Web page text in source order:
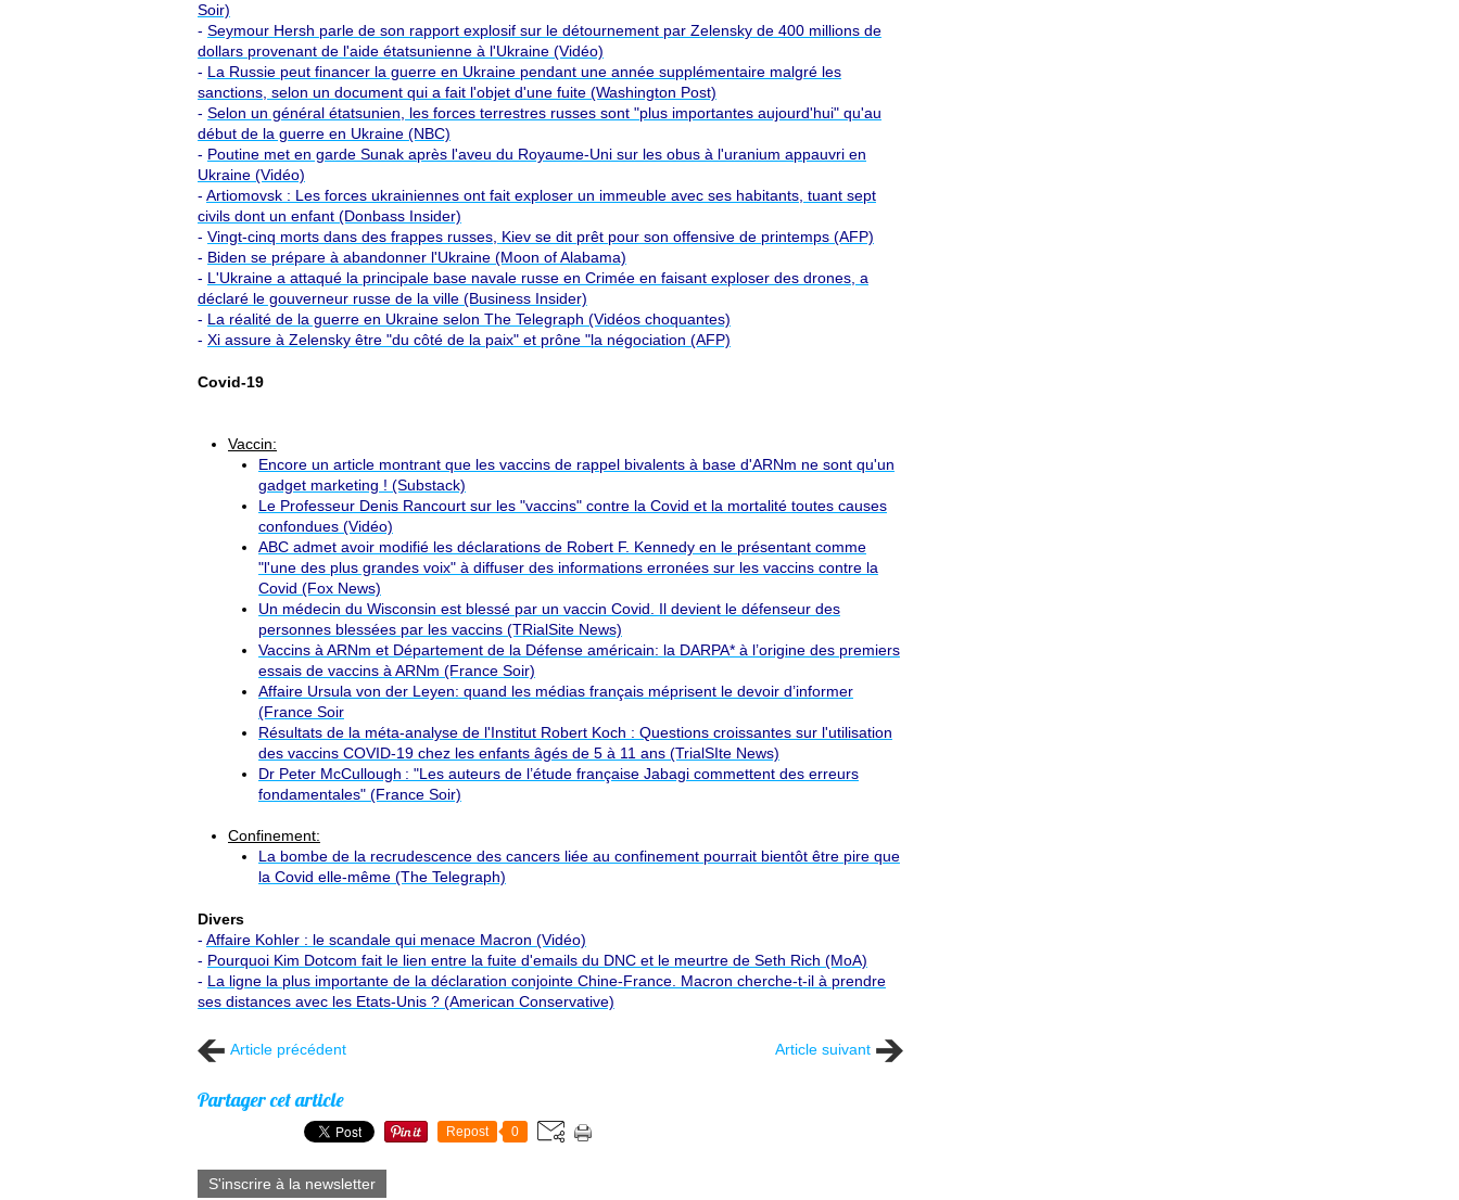
Soir)
- Seymour Hersh parle de son rapport explosif sur le détournement par Zelensky de 400 millions de
dollars provenant de l'aide étatsunienne à l'Ukraine (Vidéo)
- La Russie peut financer la guerre en Ukraine pendant une année supplémentaire malgré les
sanctions, selon un document qui a fait l'objet d'une fuite (Washington Post)
- Selon un général étatsunien, les forces terrestres russes sont "plus importantes aujourd'hui" qu'au
début de la guerre en Ukraine (NBC)
- Poutine met en garde Sunak après l'aveu du Royaume-Uni sur les obus à l'uranium appauvri en
Ukraine (Vidéo)
- Artiomovsk : Les forces ukrainiennes ont fait exploser un immeuble avec ses habitants, tuant sept
civils dont un enfant (Donbass Insider)
- Vingt-cinq morts dans des frappes russes, Kiev se dit prêt pour son offensive de printemps (AFP)
- Biden se prépare à abandonner l'Ukraine (Moon of Alabama)
- L'Ukraine a attaqué la principale base navale russe en Crimée en faisant exploser des drones, a
déclaré le gouverneur russe de la ville (Business Insider)
- La réalité de la guerre en Ukraine selon The Telegraph (Vidéos choquantes)
- Xi assure à Zelensky être "du côté de la paix" et prône "la négociation (AFP)
Covid-19
Vaccin:
Encore un article montrant que les vaccins de rappel bivalents à base d'ARNm ne sont qu'un
gadget marketing ! (Substack)
Le Professeur Denis Rancourt sur les "vaccins" contre la Covid et la mortalité toutes causes
confondues (Vidéo)
ABC admet avoir modifié les déclarations de Robert F. Kennedy en le présentant comme
"l'une des plus grandes voix" à diffuser des informations erronées sur les vaccins contre la
Covid (Fox News)
Un médecin du Wisconsin est blessé par un vaccin Covid. Il devient le défenseur des
personnes blessées par les vaccins (TRialSite News)
Vaccins à ARNm et Département de la Défense américain: la DARPA* à l’origine des premiers
essais de vaccins à ARNm (France Soir)
Affaire Ursula von der Leyen: quand les médias français méprisent le devoir d’informer
(France Soir
Résultats de la méta-analyse de l'Institut Robert Koch : Questions croissantes sur l'utilisation
des vaccins COVID-19 chez les enfants âgés de 5 à 11 ans (TrialSIte News)
Dr Peter McCullough : "Les auteurs de l’étude française Jabagi commettent des erreurs
fondamentales" (France Soir)
Confinement:
La bombe de la recrudescence des cancers liée au confinement pourrait bientôt être pire que
la Covid elle-même (The Telegraph)
Divers
- Affaire Kohler : le scandale qui menace Macron (Vidéo)
- Pourquoi Kim Dotcom fait le lien entre la fuite d'emails du DNC et le meurtre de Seth Rich (MoA)
- La ligne la plus importante de la déclaration conjointe Chine-France. Macron cherche-t-il à prendre
ses distances avec les Etats-Unis ? (American Conservative)
Article précédent Article suivant
Partager cet article
Repost 0
S'inscrire à la newsletter